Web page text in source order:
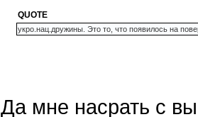
QUOTE
укро.нац.дружины. Это то, что появилось на
Да мне насрать с